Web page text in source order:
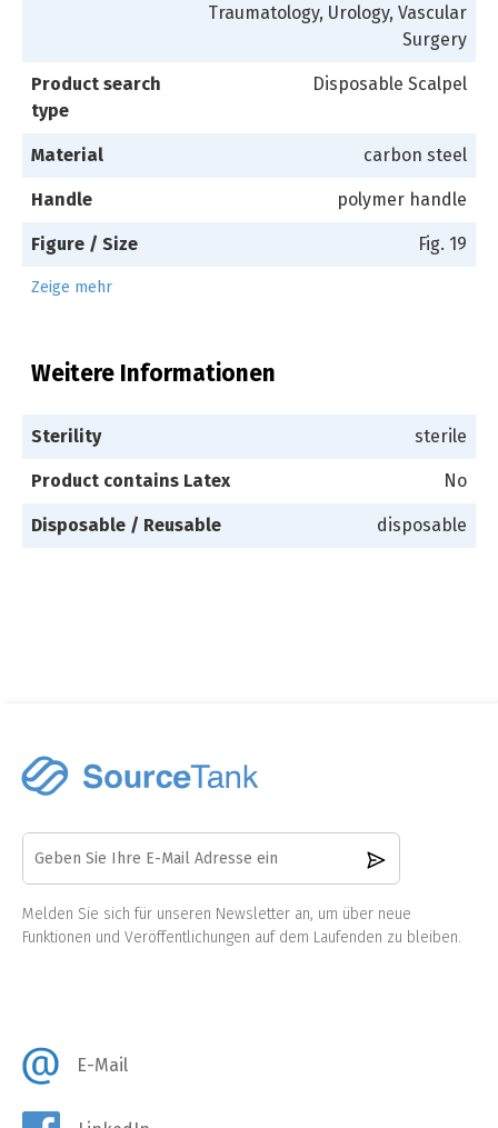
Traumatology, Urology, Vascular
Surgery
Product search
type
Disposable Scalpel
Material carbon steel
Handle polymer handle
Figure / Size Fig. 19
Zeige mehr
Weitere Informationen
Sterility sterile
Product contains Latex No
Disposable / Reusable disposable
Melden Sie sich für unseren Newsletter an, um über neue
Funktionen und Veröffentlichungen auf dem Laufenden zu bleiben.
E-Mail